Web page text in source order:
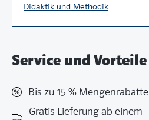
Didaktik und Methodik
Service und Vorteile
Bis zu 15 % Mengenrabatte
Gratis Lieferung ab einem